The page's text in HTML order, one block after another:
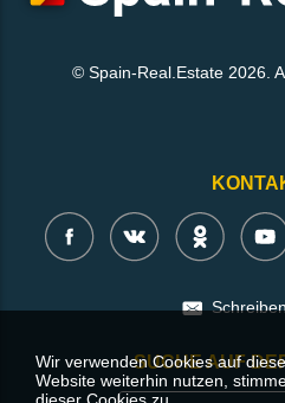
© Spain-Real.Estate 2026.
SUCHE AUF
Wir verwenden Cookies auf
Website weiterhin nutzen,